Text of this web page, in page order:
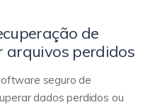
de
arquivos perdidos
seguro de
dados perdidos ou